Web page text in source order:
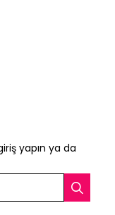
yapın ya da